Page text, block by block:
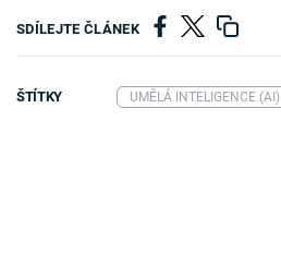
SDÍLEJTE ČLÁNEK
ŠTÍTKY UMĚLÁ INTELIGENCE (AI)